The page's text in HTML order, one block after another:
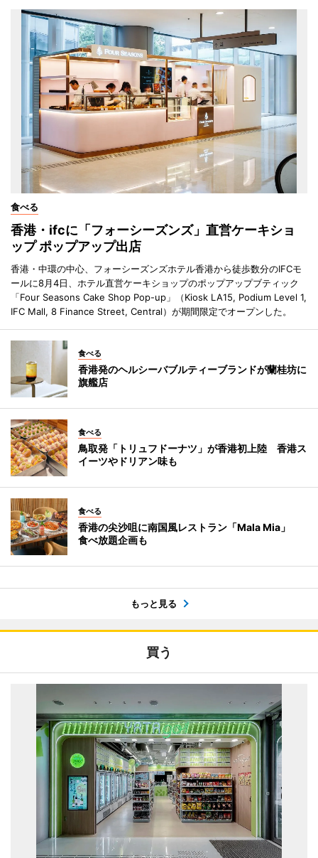
食べる
香港・ifcに「フォーシーズンズ」直営ケーキショ
ップ ポップアップ出店
香港・中環の中心、フォーシーズンズホテル香港から徒歩数分のIFCモ
ールに8月4日、ホテル直営ケーキショップのポップアップブティック
「Four Seasons Cake Shop Pop-up」（Kiosk LA15, Podium Level 1,
IFC Mall, 8 Finance Street, Central）が期間限定でオープンした。
食べる
香港発のヘルシーバブルティーブランドが蘭桂坊に
旗艦店
食べる
鳥取発「トリュフドーナツ」が香港初上陸 香港ス
イーツやドリアン味も
食べる
香港の尖沙咀に南国風レストラン「Mala Mia」
食べ放題企画も
もっと見る
買う